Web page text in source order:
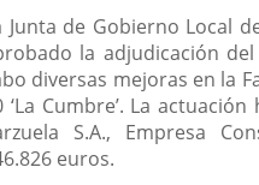
Junta de Gobierno Local
la adjudicación
diversas mejoras en la
‘La Cumbre’. La
S.A., Empresa
euros.